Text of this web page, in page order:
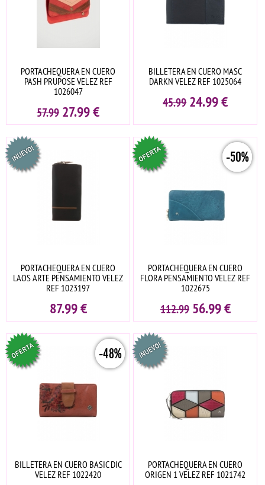
PORTACHEQUERA EN CUERO
PASH PRUPOSE VELEZ REF
1026047
57.99 27.99€
BILLETERA EN CUERO MASC
DARKN VELEZ REF 1025064
45.99 24.99€
PORTACHEQUERA EN CUERO
LAOS ARTE PENSAMIENTO VELEZ
REF 1023197
87.99€
-50%
PORTACHEQUERA EN CUERO
FLORA PENSAMIENTO VELEZ REF
1022675
112.99 56.99€
-48%
BILLETERA EN CUERO BASIC DIC
VELEZ REF 1022420
PORTACHEQUERA EN CUERO
ORIGEN 1 VELEZ REF 1021742